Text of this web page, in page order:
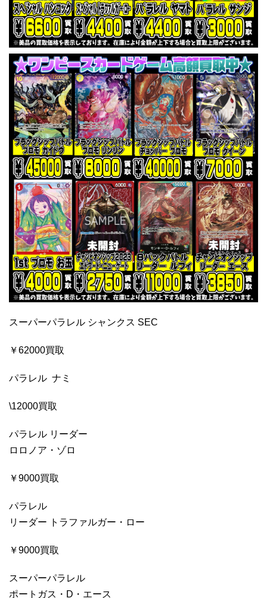
スーパーパラレル シャンクス SEC
￥62000買取
パラレル ナミ
\12000買取
パラレル リーダー
ロロノア・ゾロ
￥9000買取
パラレル
リーダー トラファルガー・ロー
￥9000買取
スーパーパラレル
ポートガス・D・エース